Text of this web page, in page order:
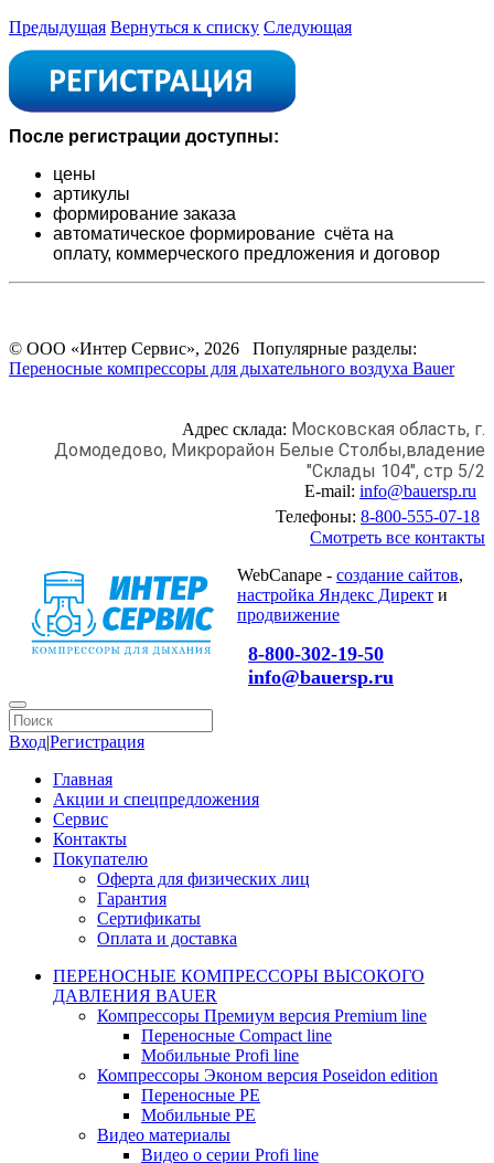
Предыдущая Вернуться к списку Следующая
После регистрации доступны:
цены
артикулы
формирование заказа
автоматическое формирование счёта на
оплату, коммерческого предложения и договор
© ООО «Интер Сервис», 2026 Популярные разделы:
Переносные компрессоры для дыхательного воздуха Bauer
Адрес склада: Московская область, г.
Домодедово, Микрорайон Белые Столбы,владение
"Склады 104", стр 5/2
E-mail: info@bauersp.ru
Телефоны: 8-800-555-07-18
Смотреть все контакты
WebCanape - создание сайтов,
настройка Яндекс Директ и
продвижение
8-800-302-19-50
info@bauersp.ru
Вход|Регистрация
Главная
Акции и спецпредложения
Сервис
Контакты
Покупателю
Оферта для физических лиц
Гарантия
Сертификаты
Оплата и доставка
ПЕРЕНОСНЫЕ КОМПРЕССОРЫ ВЫСОКОГО
ДАВЛЕНИЯ BAUER
Компрессоры Премиум версия Premium line
Переносные Compact line
Мобильные Profi line
Компрессоры Эконом версия Poseidon edition
Переносные PE
Мобильные PE
Видео материалы
Видео о серии Profi line